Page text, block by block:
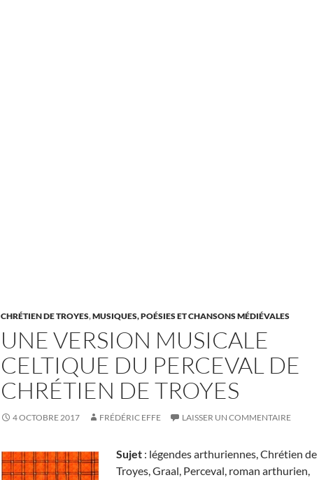
CHRÉTIEN DE TROYES,MUSIQUES, POÉSIES ET CHANSONS MÉDIÉVALES
UNE VERSION MUSICALE
CELTIQUE DU PERCEVAL DE
CHRÉTIEN DE TROYES
4 OCTOBRE 2017 FRÉDÉRIC EFFE LAISSER UN COMMENTAIRE
Sujet : légendes arthuriennes, Chrétien de
Troyes, Graal, Perceval, roman arthurien,